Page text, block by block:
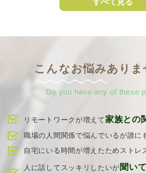
こんなお悩みありま
Do you have any of these
リモートワークが増えて家族との
職場の人間関係で悩んでいるが誰に
自宅にいる時間が増えたためストレ
人に話してスッキリしたいが聞い